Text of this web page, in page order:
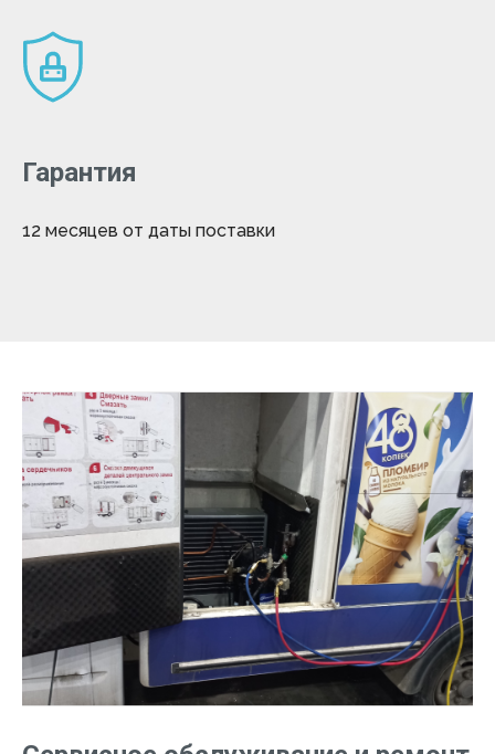
Гарантия
12 месяцев от даты поставки